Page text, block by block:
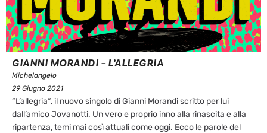
GIANNI MORANDI – L’ALLEGRIA
Michelangelo
29 Giugno 2021
“L’allegria“, il nuovo singolo di Gianni Morandi scritto per lui
dall’amico Jovanotti. Un vero e proprio inno alla rinascita e alla
ripartenza, temi mai così attuali come oggi. Ecco le parole del